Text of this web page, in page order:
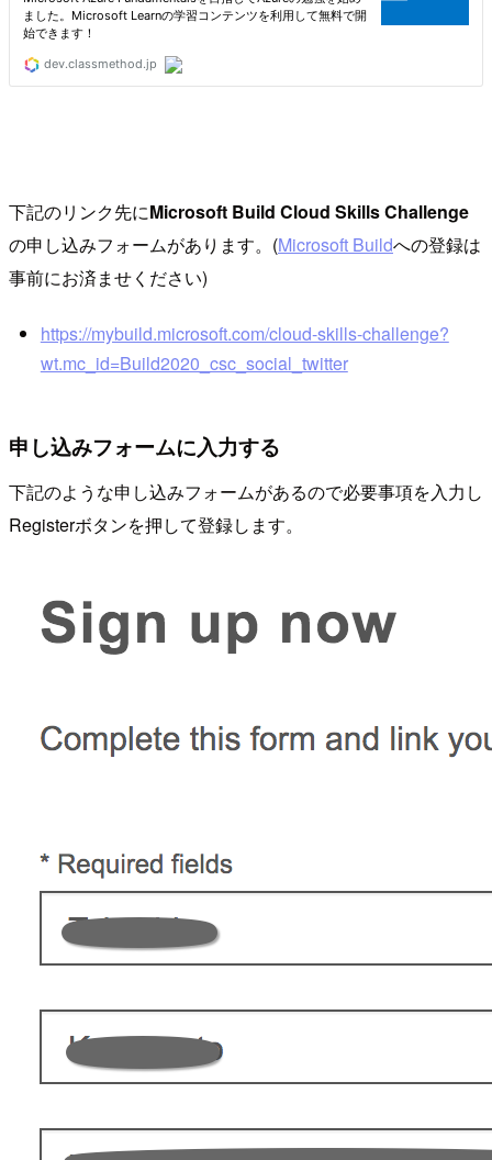
下記のリンク先にMicrosoft Build Cloud Skills Challenge
の申し込みフォームがあります。(Microsoft Buildへの登録は
事前にお済ませください)
https://mybuild.microsoft.com/cloud-skills-challenge?
wt.mc_id=Build2020_csc_social_twitter
申し込みフォームに入力する
下記のような申し込みフォームがあるので必要事項を入力し
Registerボタンを押して登録します。